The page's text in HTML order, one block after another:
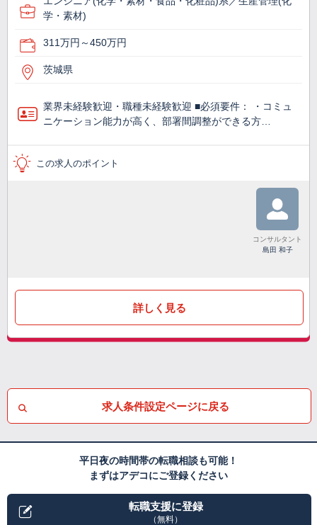
学・素材)
311万円～450万円
茨城県
業界未経験歓迎・職種未経験歓迎 ■必須要件： ・コミュ
ニケーション能力が高く、部署間調整ができる方…
この求人のポイント
コンサルタント
島田 和子
詳しく見る
求人条件設定ページに戻る
平日夜の時間帯の転職相談も可能！
まずはアデコにご登録ください
転職支援に登録
（無料）